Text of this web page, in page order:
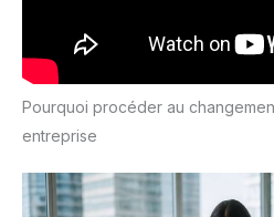
Pourquoi procéder au
entreprise